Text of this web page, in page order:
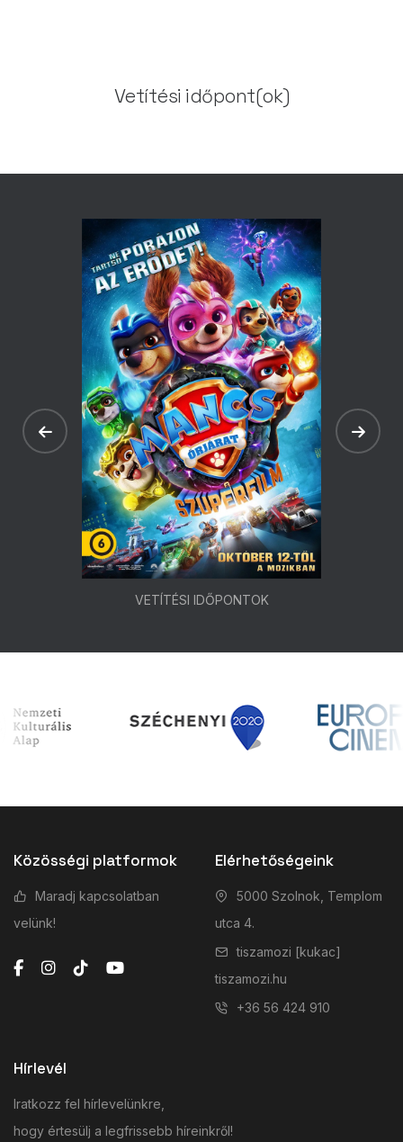
Vetítési időpont(ok)
VETÍTÉSI IDŐPONTOK
Közösségi platformok
Maradj kapcsolatban
velünk!
Elérhetőségeink
5000 Szolnok, Templom
utca 4.
tiszamozi [kukac]
tiszamozi.hu
+36 56 424 910
Hírlevél
Iratkozz fel hírlevelünkre,
hogy értesülj a legfrissebb híreinkről!